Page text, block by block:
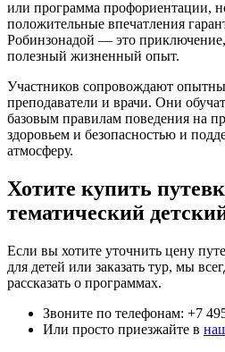
или программа профориентации,
положительные впечатления
Робинзонадой — это приключение,
полезный жизненный опыт.
Участников сопровождают
преподаватели и врачи. Они
базовым правилам поведения на
здоровьем и безопасностью и
атмосферу.
Хотите купить
тематический
Если вы хотите уточнить цену
для детей или заказать тур, мы
рассказать о программах.
Звоните по телефонам: +7
Или просто приезжайте в